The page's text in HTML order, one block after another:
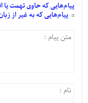
پیام‌هاییکه حاوی تهمت یا
پیام‌هاییکه به غیر از